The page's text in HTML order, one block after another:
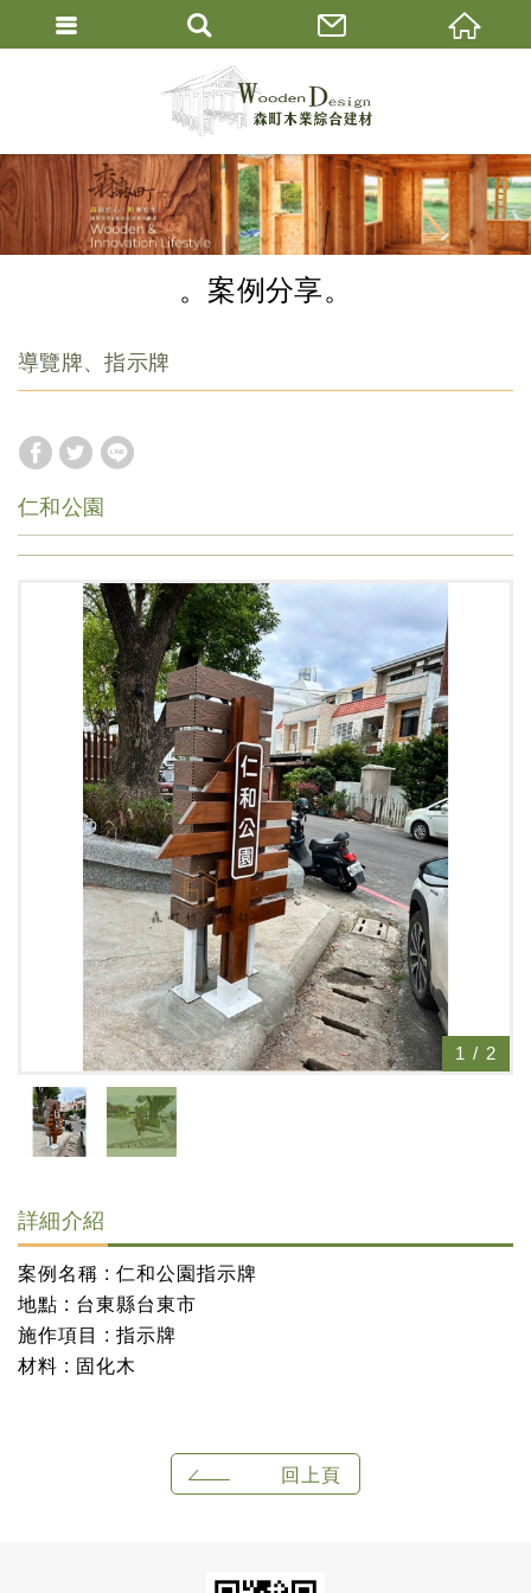
案例分享
導覽牌、指示牌
仁和公園
1 / 2
詳細介紹
案例名稱 : 仁和公園指示牌
地點 : 台東縣台東市
施作項目 : 指示牌
材料 : 固化木
回上頁